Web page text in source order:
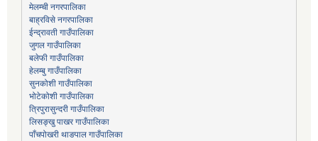
मेलम्ची नगरपालिका
बाह्रविसे नगरपालिका
ईन्द्रावती गाउँपालिका
जुगल गाउँपालिका
बलेफी गाउँपालिका
हेलम्बु गाउँपालिका
सुनकोशी गाउँपालिका
भोटेकोशी गाउँपालिका
त्रिपुरासुन्दरी गाउँपालिका
लिसङ्खु पाखर गाउँपालिका
पाँचपोखरी थाङपाल गाउँपालिका